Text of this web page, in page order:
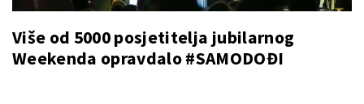
Više od 5000 posjetitelja jubilarnog
Weekenda opravdalo #SAMODOĐI